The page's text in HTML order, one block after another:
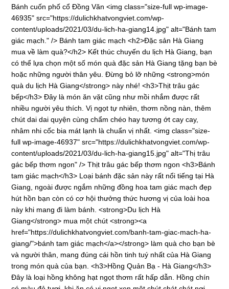
Bánh cuốn phố cổ Đồng Văn <img class="size-full wp-image-
46935" src="https://dulichkhatvongviet.com/wp-
content/uploads/2021/03/du-lich-ha-giang14.jpg" alt="Bánh tam
giác mạch." /> Bánh tam giác mạch <h2>Đặc sản Hà Giang
mua về làm quà?</h2> Kết thúc chuyến du lịch Hà Giang, bạn
có thể lựa chọn một số món quà đặc sản Hà Giang tặng bạn bè
hoặc những người thân yêu. Đừng bỏ lỡ những <strong>món
quà du lịch Hà Giang</strong> này nhé! <h3>Thịt trâu gác
bếp</h3> Đây là món ăn vặt cũng như mồi nhắm được rất
nhiều người yêu thích. Vị ngọt tự nhiên, thơm nồng nàn, thêm
chút dai dai quyện cùng chẩm chéo hay tương ớt cay cay,
nhâm nhi cốc bia mát lạnh là chuẩn vị nhất. <img class="size-
full wp-image-46937" src="https://dulichkhatvongviet.com/wp-
content/uploads/2021/03/du-lich-ha-giang15.jpg" alt="Thị trâu
gác bếp thơm ngon" /> Thịt trâu gác bếp thơm ngon <h3>Bánh
tam giác mạch</h3> Loại bánh đặc sản này rất nổi tiếng tại Hà
Giang, ngoài được ngắm những đồng hoa tam giác mạch đẹp
hút hồn bạn còn có cơ hội thưởng thức hương vị của loài hoa
này khi mang đi làm bánh. <strong>Du lịch Hà
Giang</strong> mua một chút <strong><a
href="https://dulichkhatvongviet.com/banh-tam-giac-mach-ha-
giang/">bánh tam giác mạch</a></strong> làm quà cho bạn bè
và người thân, mang đúng cái hồn tinh tuý nhất của Hà Giang
trong món quà của bạn. <h3>Hồng Quản Bạ - Hà Giang</h3>
Đây là loại hồng không hạt ngọt thơm rất hấp dẫn. Hồng chín